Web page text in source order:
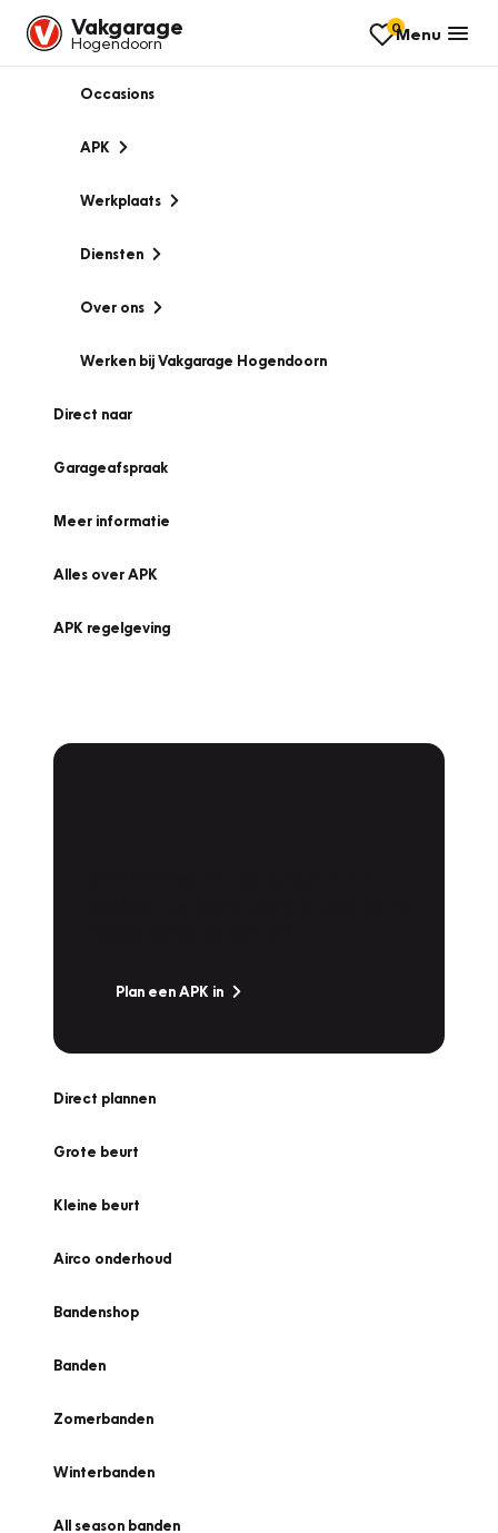
Vakgarage
Hogendoorn
0Menu
Occasions
APK
Werkplaats
Diensten
Over ons
Werken bij Vakgarage Hogendoorn
Direct naar
Garageafspraak
Meer informatie
Alles over APK
APK regelgeving
Plan een APK in
Direct plannen
Grote beurt
Kleine beurt
Airco onderhoud
Bandenshop
Banden
Zomerbanden
Winterbanden
All season banden